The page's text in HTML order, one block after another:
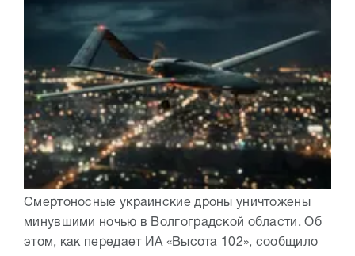
Смертоносные украинские дроны уничтожены
минувшими ночью в Волгоградской области. Об
этом, как передает ИА «Высота 102», сообщило